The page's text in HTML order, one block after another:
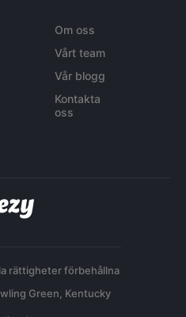
Om oss
Vårt team
Vår blogg
Kontakta
oss
rättigheter förbehållna